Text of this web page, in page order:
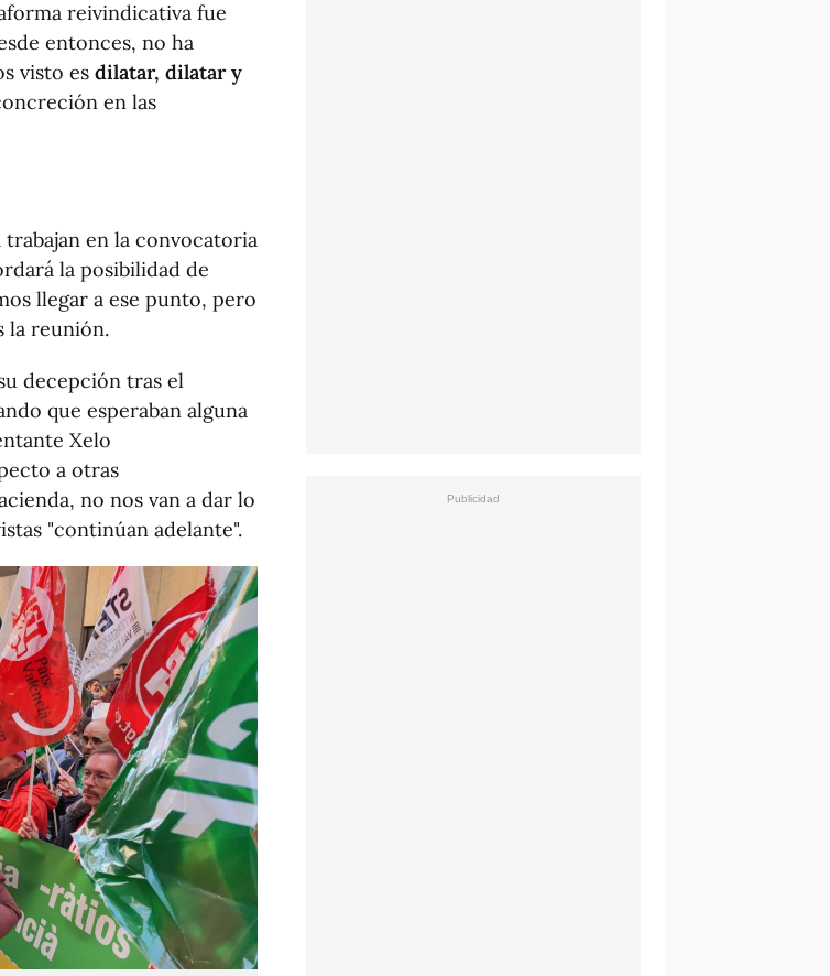
reivindicativa fue
entonces, no ha
visto es dilatar, dilatar y
en las
en la convocatoria
la posibilidad de
llegar a ese punto, pero
la reunión.
decepción tras el
que esperaban alguna
Xelo
a otras
no nos van a dar lo
"continúan adelante".